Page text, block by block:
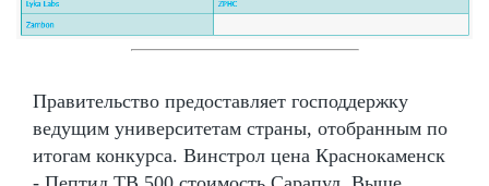
Правительство предоставляет господдержку
ведущим университетам страны, отобранным по
итогам конкурса. Винстрол цена Краснокаменск